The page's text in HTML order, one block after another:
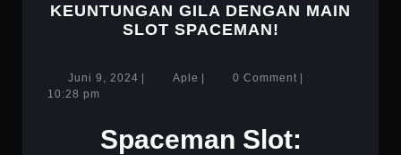
KEUNTUNGAN GILA DENGAN MAIN
SLOT SPACEMAN!
MAIN
Juni 9, 2024 Juni
| Aple Aple
| 0 Comment |
10:28 pm
Spaceman Slot: